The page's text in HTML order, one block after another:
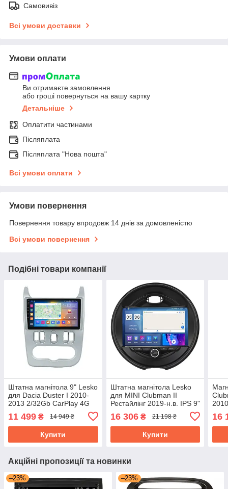
Самовивіз
Всі умови доставки
Умови оплати
Ви отримаєте замовлення
або гроші повернуться на вашу картку
Детальніше
Оплатити частинами
Післяплата
Післяплата "Нова пошта"
Всі умови оплати
Умови повернення
Повернення товару впродовж 14 днів за домовленістю
Всі умови повернення
Подібні товари компанії
Штатна магнітола 9" Lesko
для Dacia Duster I 2010-
2013 2/32Gb CarPlay 4G
Wi-Fi GPS Prime Дачища
11 499 ₴ 14 949 ₴
Купити
Штатна магнітола Lesko
для MINI Clubman II
Рестайлінг 2019-н.в. IPS 9"
4/64Gb CarPlay 4G Wi-Fi
GPS Prime
16 306₴ 21 198 ₴
Купити
16
Акційні пропозиції та новинки
–23% –23%